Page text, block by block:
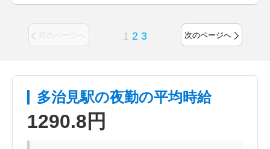
前のページへ 1 2 3 次のページへ
多治見駅の夜勤の平均時給
1290.8円